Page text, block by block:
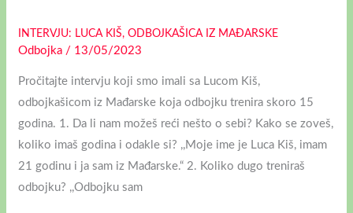
INTERVJU: LUCA KIŠ, ODBOJKAŠICA IZ MAĐARSKE
Odbojka / 13/05/2023
Pročitajte intervju koji smo imali sa Lucom Kiš,
odbojkašicom iz Mađarske koja odbojku trenira skoro 15
godina. 1. Da li nam možeš reći nešto o sebi? Kako se zoveš,
koliko imaš godina i odakle si? ,,Moje ime je Luca Kiš, imam
21 godinu i ja sam iz Mađarske.“ 2. Koliko dugo treniraš
odbojku? ,,Odbojku sam